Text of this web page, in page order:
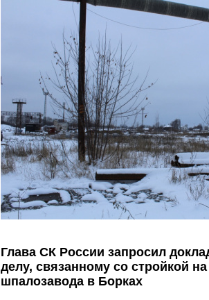
Глава СК России запросил
делу, связанному со стройкой
шпалозавода в Борках